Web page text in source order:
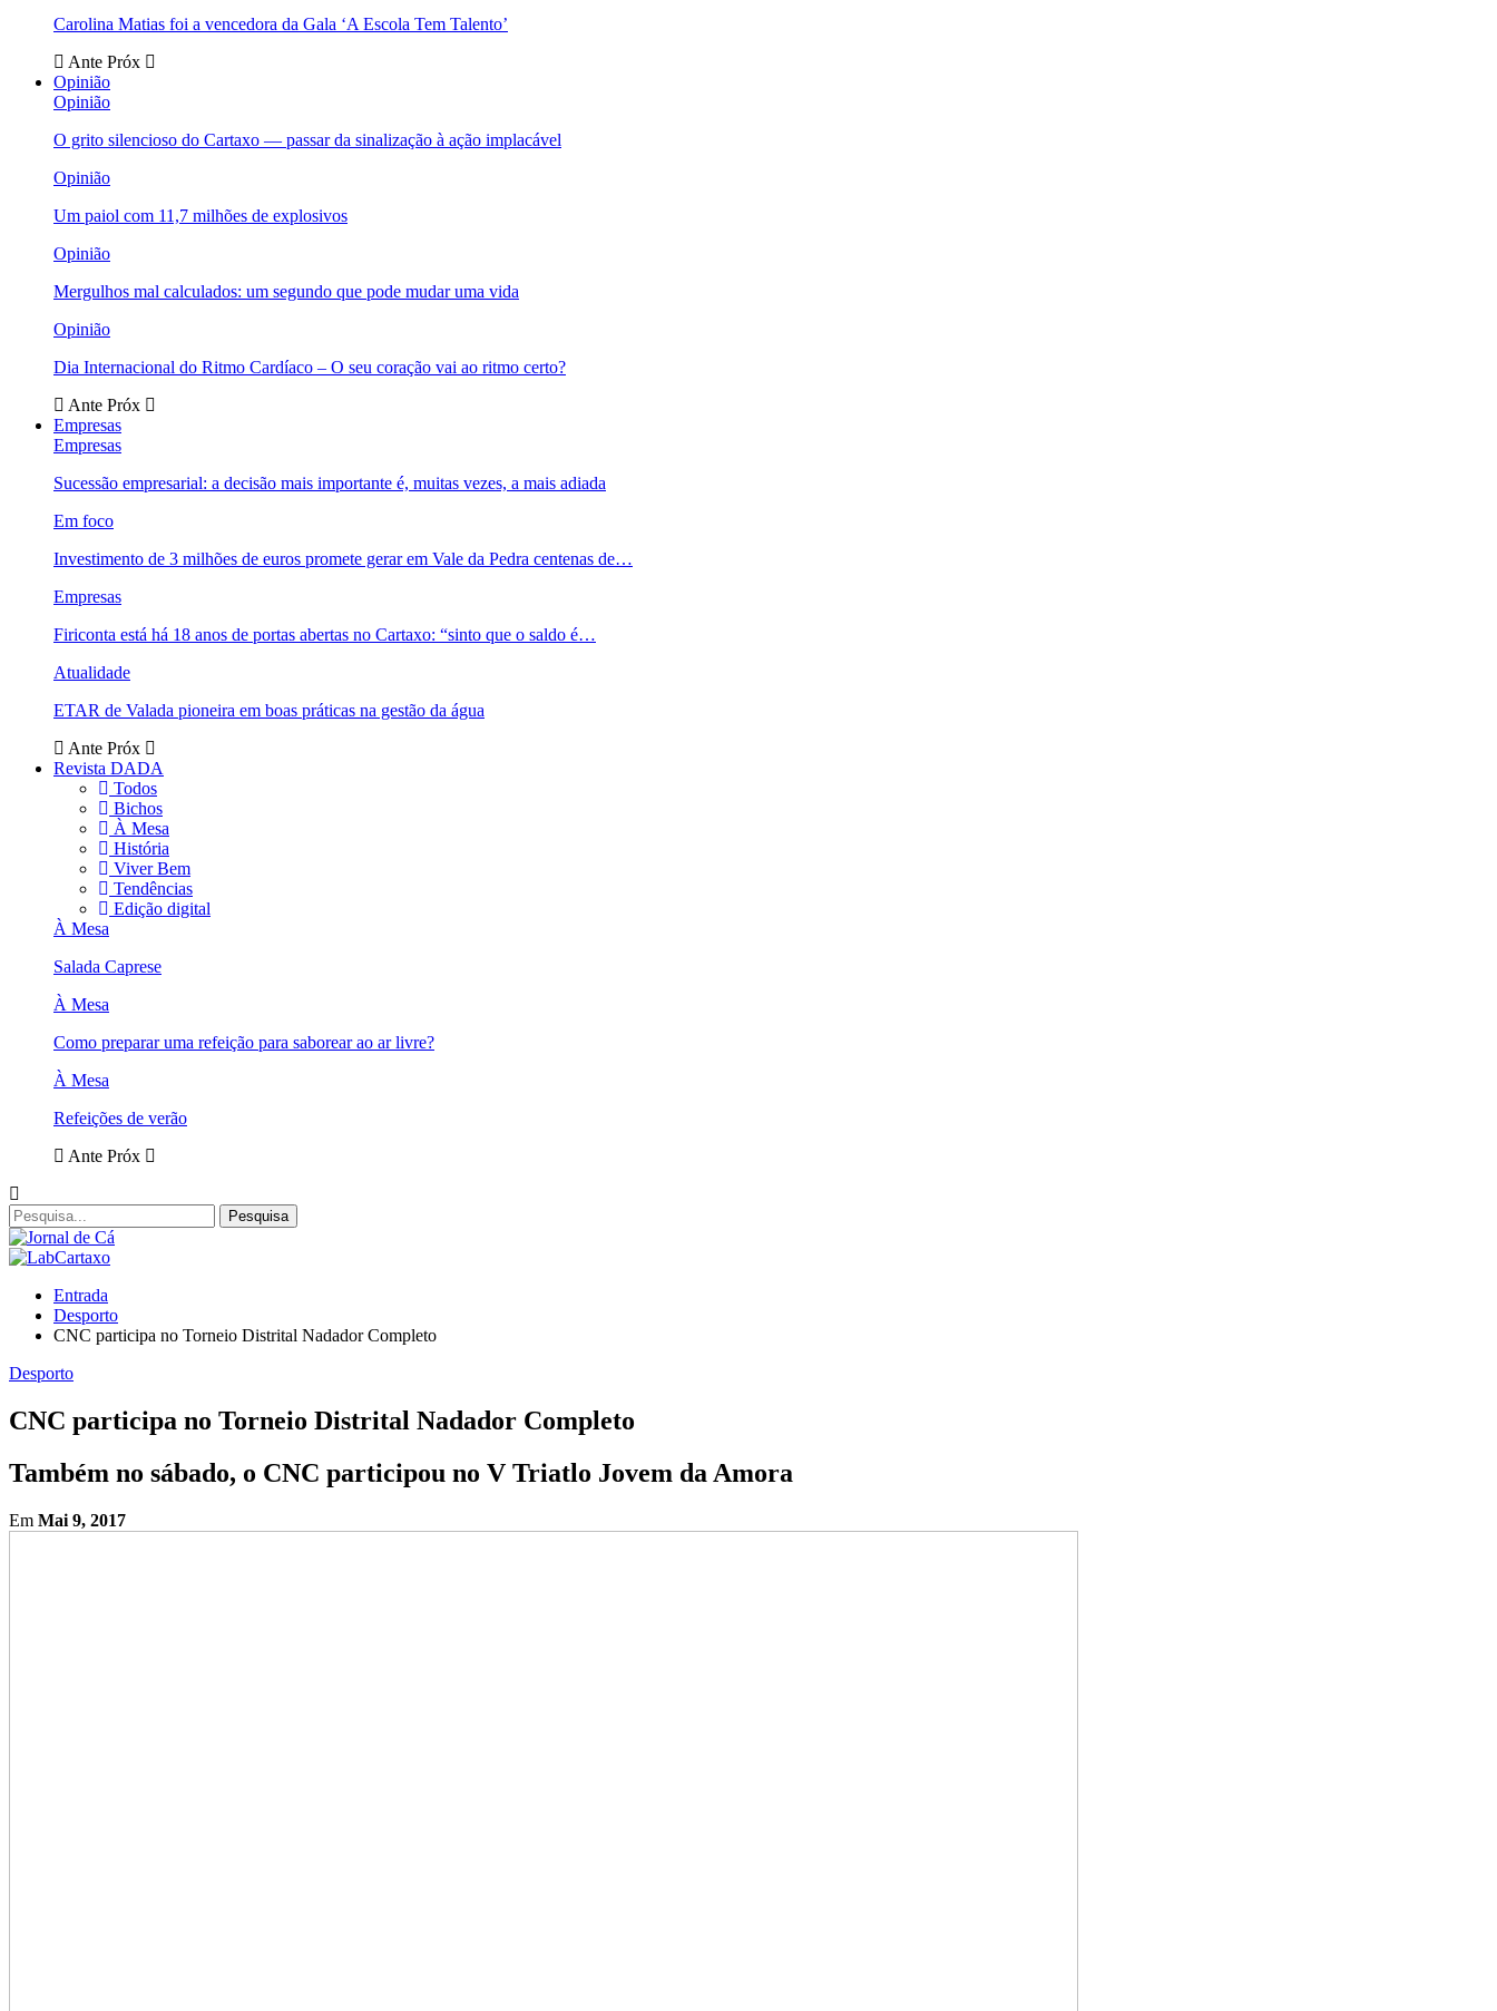
Carolina Matias foi a vencedora da Gala ‘A Escola Tem Talento’
Ante Próx
Opinião
Opinião
O grito silencioso do Cartaxo — passar da sinalização à ação implacável
Opinião
Um paiol com 11,7 milhões de explosivos
Opinião
Mergulhos mal calculados: um segundo que pode mudar uma vida
Opinião
Dia Internacional do Ritmo Cardíaco – O seu coração vai ao ritmo certo?
Ante Próx
Empresas
Empresas
Sucessão empresarial: a decisão mais importante é, muitas vezes, a mais adiada
Em foco
Investimento de 3 milhões de euros promete gerar em Vale da Pedra centenas de…
Empresas
Firiconta está há 18 anos de portas abertas no Cartaxo: “sinto que o saldo é…
Atualidade
ETAR de Valada pioneira em boas práticas na gestão da água
Ante Próx
Revista DADA
Todos
Bichos
À Mesa
História
Viver Bem
Tendências
Edição digital
À Mesa
Salada Caprese
À Mesa
Como preparar uma refeição para saborear ao ar livre?
À Mesa
Refeições de verão
Ante Próx
Entrada
Desporto
CNC participa no Torneio Distrital Nadador Completo
Desporto
CNC participa no Torneio Distrital Nadador Completo
Também no sábado, o CNC participou no V Triatlo Jovem da Amora
Em Mai 9, 2017